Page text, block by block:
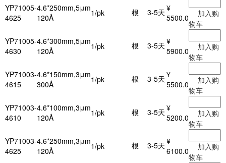
YP71005-
4625
4.6*250mm,5μm
120Å
1/pk 根 3-5天 ¥
5500.0
加入购
物车
YP71005-
4630
4.6*300mm,5μm
120Å
1/pk 根 3-5天 ¥
5900.0
加入购
物车
YP71003-
4615
4.6*150mm,3μm
300Å
1/pk 根 3-5天 ¥
5500.0
加入购
物车
YP71003-
4610
4.6*100mm,3μm
120Å
1/pk 根 3-5天 ¥
5200.0
加入购
物车
YP71003-
4625
4.6*250mm,3μm
120Å
1/pk 根 3-5天 ¥
6100.0
加入购
物车